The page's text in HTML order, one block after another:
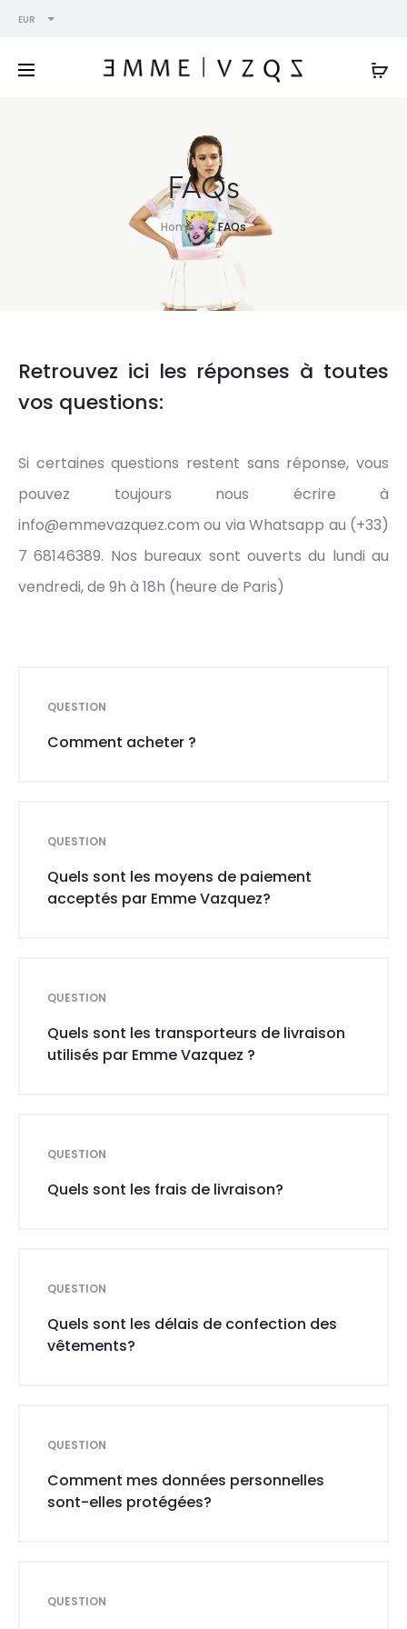
EUR
FAQs
Home FAQs
Retrouvez ici les réponses à toutes
vos questions:
Si certaines questions restent sans réponse, vous
pouvez toujours nous écrire à
info@emmevazquez.com ou via Whatsapp au (+33)
7 68146389. Nos bureaux sont ouverts du lundi au
vendredi, de 9h à 18h (heure de Paris)
QUESTION
Comment acheter ?
QUESTION
Quels sont les moyens de paiement
acceptés par Emme Vazquez?
QUESTION
Quels sont les transporteurs de livraison
utilisés par Emme Vazquez ?
QUESTION
Quels sont les frais de livraison?
QUESTION
Quels sont les délais de confection des
vêtements?
QUESTION
Comment mes données personnelles
sont-elles protégées?
QUESTION